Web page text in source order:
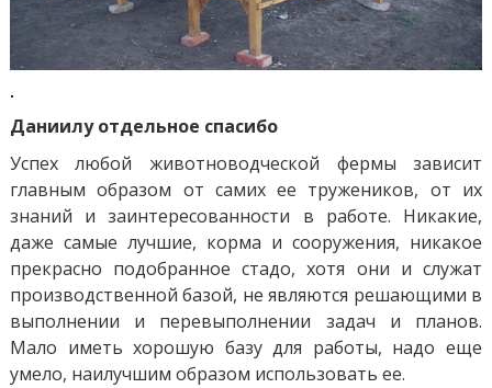
.
Даниилу отдельное спасибо
Успех любой животноводческой фермы зависит
главным образом от самих ее тружеников, от их
знаний и заинтересованности в работе. Никакие,
даже самые лучшие, корма и сооружения, никакое
прекрасно подобранное стадо, хотя они и служат
производственной базой, не являются решающими в
выполнении и перевыполнении задач и планов.
Мало иметь хорошую базу для работы, надо еще
умело, наилучшим образом использовать ее.